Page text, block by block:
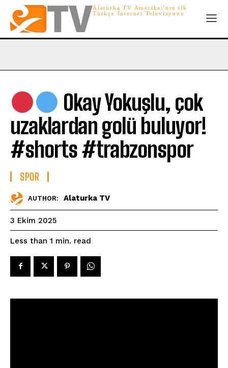
Alaturka TV Amerika\'nın ilk
Türkçe İnternet Televizyonu
Okay Yokuşlu, çok
uzaklardan golü buluyor!
#shorts #trabzonspor
SPOR
AUTHOR: Alaturka TV
3 Ekim 2025
Less than 1 min. read